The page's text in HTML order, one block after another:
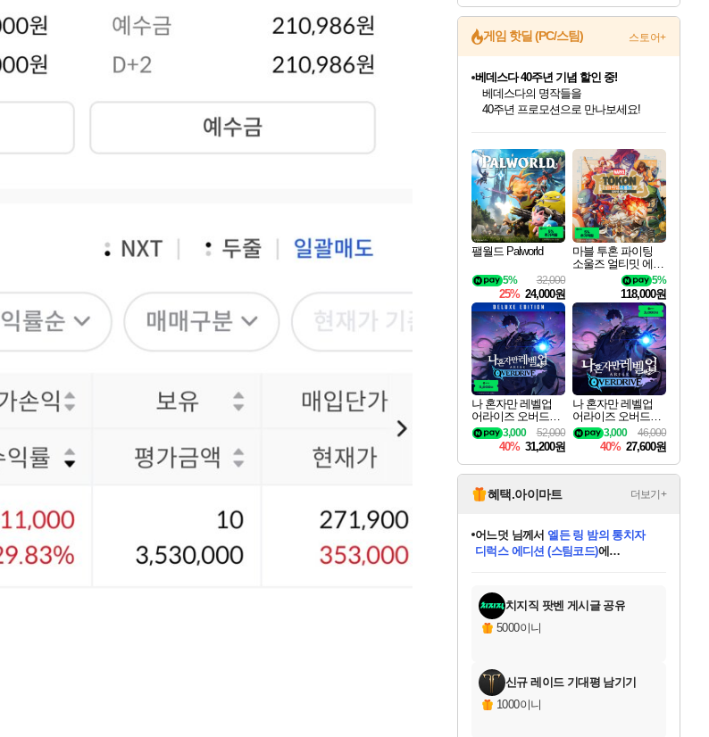
게임 핫딜 (PC/스팀) 스토어+
최대 90% 할인가를 만나보세요!
네이버혜택과 함께 만나보세요!
50%할인&추가 적립까지!
이니&베니 혜택까지!
네이버 혜택가와 함께 예약하세요!
할인&네이버혜택으로 만나보세요!
네이버페이 혜택과 만나보세요!
베데스다 40주년 기념 할인 중!
40주년 프로모션으로 만나보세요!
마블 투혼 파이팅 소울즈 예약 판매 중!
마블 히어로 총 출동&화려한 격투!
할인가에 만나보세요!
일부 에디션 상시 할인!
혜택으로 예약 판매 중
편안하게 충전하세요
팰월드 Palworld
32,000
5%
25% 24,000원
마블 투혼 파이팅
소울즈 얼티밋 에디
션 예약구매 MARV
EL Tokon Fighting S
ouls Ultimate Edition
Pre-Purchase
5%
118,000원
나 혼자만 레벨업
어라이즈 오버드라
이브 디럭스 에디션
Solo Leveling Arise
Overdrive Deluxe Edi
tion
52,000
3,000
40% 31,200원
나 혼자만 레벨업
어라이즈 오버드라
이브 Solo Leveling A
rise
46,000
3,000
40% 27,600원
혜택.아이마트 더보기+
당첨되셨습니다.
당첨되셨습니다.
어느덧 님께서엘든 링 밤의 통치자
디럭스 에디션 (스팀코드)에
당첨되셨습니다.
에디션 (스팀코드)를 교환.
당첨되셨습니다.
당첨되셨습니다.
당첨되셨습니다.
당첨되셨습니다.
치지직 팟벤 게시글 공유
5000이니
신규 레이드 기대평 남기기
1000이니